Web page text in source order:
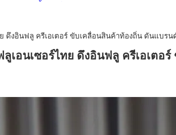
ทย เดินหน้า 5 ยุทธศาสตร์ รื้อโครงสร้างเศรษฐกิจ ดัน
าเสพติดลายการ์ตูน กรมศุลกากร เตือนผู้ปกครองเฝ้าร
งอินฟลู ครีเอเตอร์ ขับเคลื่อนสินค้าท้องถิ่น ดันแบรน
อนเซอร์ไทย ดึงอินฟลู ครีเอเตอ